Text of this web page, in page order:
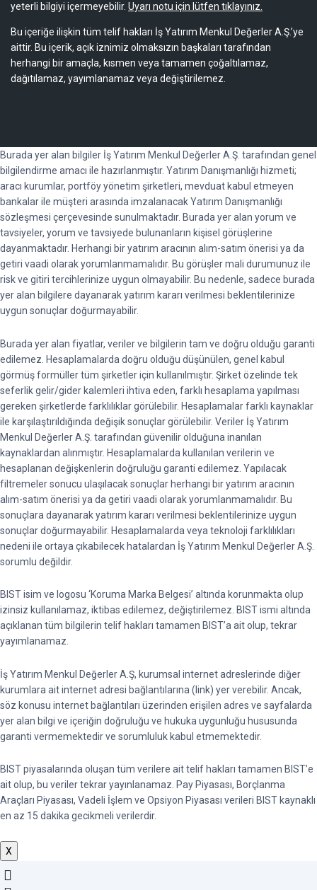
yeterli bilgiyi içermeyebilir. Uyarı notu için lütfen tıklayınız.
Bu içeriğe ilişkin tüm telif hakları İş Yatırım Menkul Değerler A.Ş.’ye
aittir. Bu içerik, açık iznimiz olmaksızın başkaları tarafından
herhangi bir amaçla, kısmen veya tamamen çoğaltılamaz,
dağıtılamaz, yayımlanamaz veya değiştirilemez.
Burada yer alan bilgiler İş Yatırım Menkul Değerler A.Ş. tarafından genel
bilgilendirme amacı ile hazırlanmıştır. Yatırım Danışmanlığı hizmeti;
aracı kurumlar, portföy yönetim şirketleri, mevduat kabul etmeyen
bankalar ile müşteri arasında imzalanacak Yatırım Danışmanlığı
sözleşmesi çerçevesinde sunulmaktadır. Burada yer alan yorum ve
tavsiyeler, yorum ve tavsiyede bulunanların kişisel görüşlerine
dayanmaktadır. Herhangi bir yatırım aracının alım-satım önerisi ya da
getiri vaadi olarak yorumlanmamalıdır. Bu görüşler mali durumunuz ile
risk ve gitiri tercihlerinize uygun olmayabilir. Bu nedenle, sadece burada
yer alan bilgilere dayanarak yatırım kararı verilmesi beklentilerinize
uygun sonuçlar doğurmayabilir.
Burada yer alan fiyatlar, veriler ve bilgilerin tam ve doğru olduğu garanti
edilemez. Hesaplamalarda doğru olduğu düşünülen, genel kabul
görmüş formüller tüm şirketler için kullanılmıştır. Şirket özelinde tek
seferlik gelir/gider kalemleri ihtiva eden, farklı hesaplama yapılması
gereken şirketlerde farklılıklar görülebilir. Hesaplamalar farklı kaynaklar
ile karşılaştırıldığında değişik sonuçlar görülebilir. Veriler İş Yatırım
Menkul Değerler A.Ş. tarafından güvenilir olduğuna inanılan
kaynaklardan alınmıştır. Hesaplamalarda kullanılan verilerin ve
hesaplanan değişkenlerin doğruluğu garanti edilemez. Yapılacak
filtremeler sonucu ulaşılacak sonuçlar herhangi bir yatırım aracının
alım-satım önerisi ya da getiri vaadi olarak yorumlanmamalıdır. Bu
sonuçlara dayanarak yatırım kararı verilmesi beklentilerinize uygun
sonuçlar doğurmayabilir. Hesaplamalarda veya teknoloji farklılıkları
nedeni ile ortaya çıkabilecek hatalardan İş Yatırım Menkul Değerler A.Ş.
sorumlu değildir.
BIST isim ve logosu ‘Koruma Marka Belgesi’ altında korunmakta olup
izinsiz kullanılamaz, iktibas edilemez, değiştirilemez. BIST ismi altında
açıklanan tüm bilgilerin telif hakları tamamen BIST’a ait olup, tekrar
yayımlanamaz.
İş Yatırım Menkul Değerler A.Ş, kurumsal internet adreslerinde diğer
kurumlara ait internet adresi bağlantılarına (link) yer verebilir. Ancak,
söz konusu internet bağlantıları üzerinden erişilen adres ve sayfalarda
yer alan bilgi ve içeriğin doğruluğu ve hukuka uygunluğu hususunda
garanti vermemektedir ve sorumluluk kabul etmemektedir.
BIST piyasalarında oluşan tüm verilere ait telif hakları tamamen BIST’e
ait olup, bu veriler tekrar yayınlanamaz. Pay Piyasası, Borçlanma
Araçları Piyasası, Vadeli İşlem ve Opsiyon Piyasası verileri BIST kaynaklı
en az 15 dakika gecikmeli verilerdir.
X